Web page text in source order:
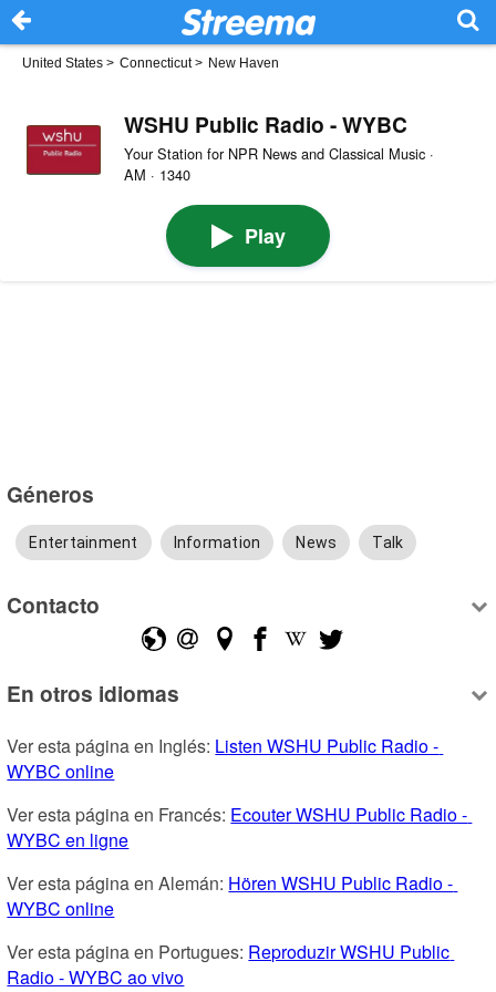
United States > Connecticut> New Haven
WSHU Public Radio - WYBC
Your Station for NPR News and Classical Music ·
AM · 1340
Play
Géneros
Entertainment Information News Talk
Contacto
En otros idiomas
Ver esta página en Inglés: Listen WSHU Public Radio -
WYBC online
Ver esta página en Francés: Ecouter WSHU Public Radio -
WYBC en ligne
Ver esta página en Alemán: Hören WSHU Public Radio -
WYBC online
Ver esta página en Portugues: Reproduzir WSHU Public
Radio - WYBC ao vivo